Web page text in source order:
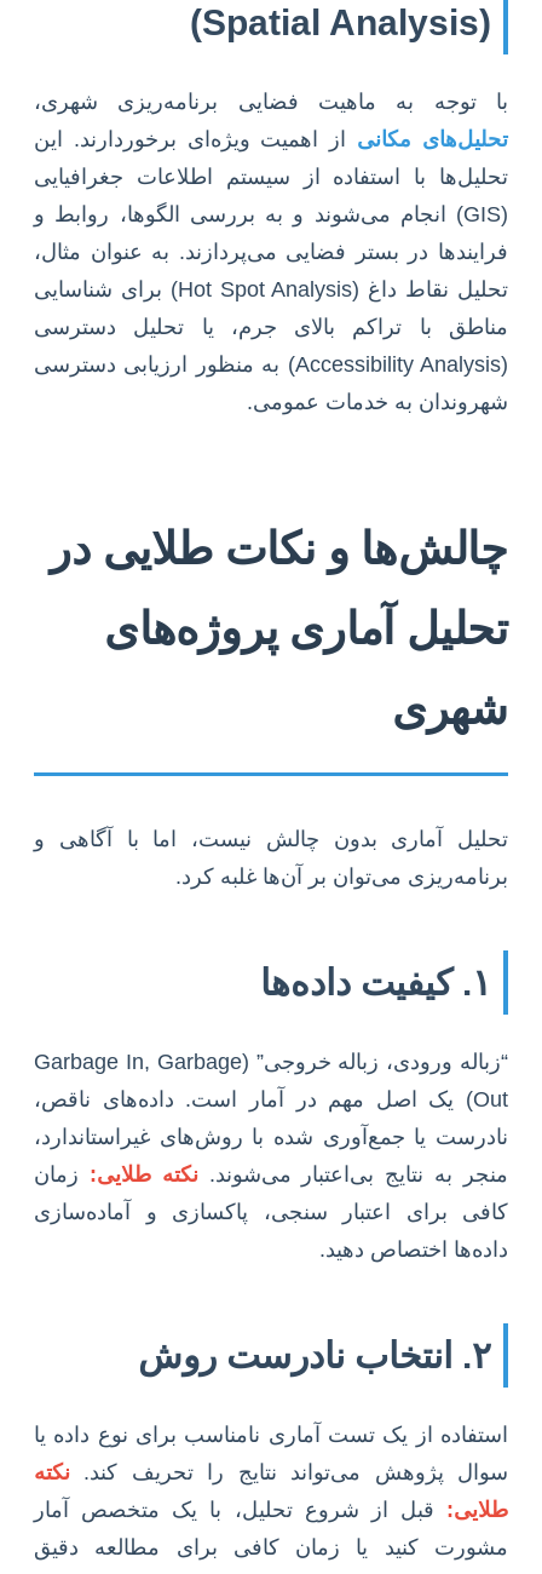
(Spatial Analysis)
با توجه به ماهیت فضایی برنامه‌ریزی شهری،
تحلیل‌های مکانی از اهمیت ویژه‌ای برخوردارند. این
تحلیل‌ها با استفاده از سیستم اطلاعات جغرافیایی
(GIS) انجام می‌شوند و به بررسی الگوها، روابط و
فرایندها در بستر فضایی می‌پردازند. به عنوان مثال،
تحلیل نقاط داغ (Hot Spot Analysis) برای شناسایی
مناطق با تراکم بالای جرم، یا تحلیل دسترسی
(Accessibility Analysis) به منظور ارزیابی دسترسی
شهروندان به خدمات عمومی.
چالش‌ها و نکات طلایی در
تحلیل آماری پروژه‌های
شهری
تحلیل آماری بدون چالش نیست، اما با آگاهی و
برنامه‌ریزی می‌توان بر آن‌ها غلبه کرد.
۱. کیفیت داده‌ها
“زباله ورودی، زباله خروجی” (Garbage In, Garbage
Out) یک اصل مهم در آمار است. داده‌های ناقص،
نادرست یا جمع‌آوری شده با روش‌های غیراستاندارد،
منجر به نتایج بی‌اعتبار می‌شوند.نکته طلایی: زمان
کافی برای اعتبار سنجی، پاکسازی و آماده‌سازی
داده‌ها اختصاص دهید.
۲. انتخاب نادرست روش
استفاده از یک تست آماری نامناسب برای نوع داده یا
سوال پژوهش می‌تواند نتایج را تحریف کند. نکته
طلایی: قبل از شروع تحلیل، با یک متخصص آمار
مشورت کنید یا زمان کافی برای مطالعه دقیق